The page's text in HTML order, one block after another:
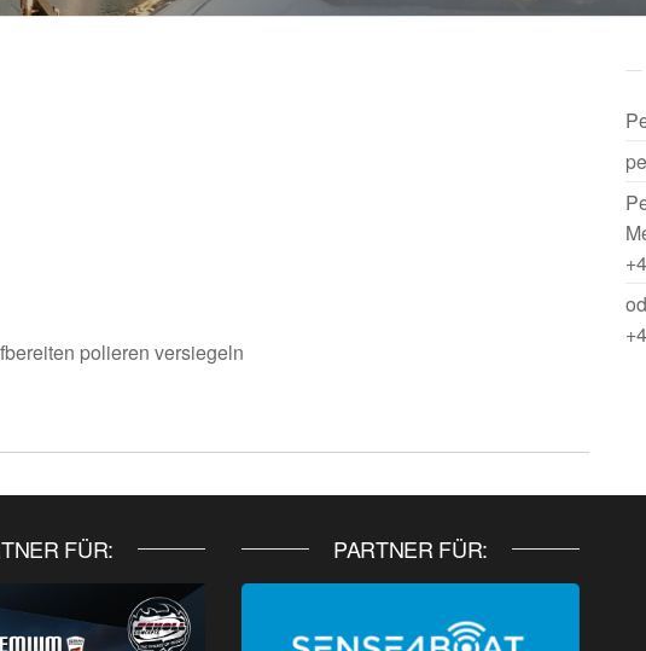
polieren versiegeln
FÜR: PARTNER FÜR: